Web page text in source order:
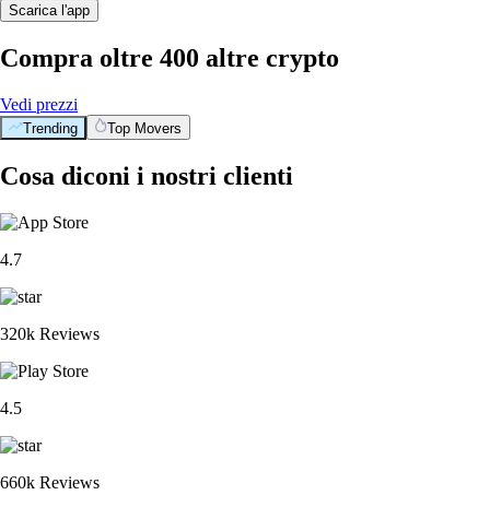
Scarica l'app
Compra oltre 400 altre crypto
Vedi prezzi
Trending Top Movers
Cosa diconi i nostri clienti
4.7
320k Reviews
4.5
660k Reviews